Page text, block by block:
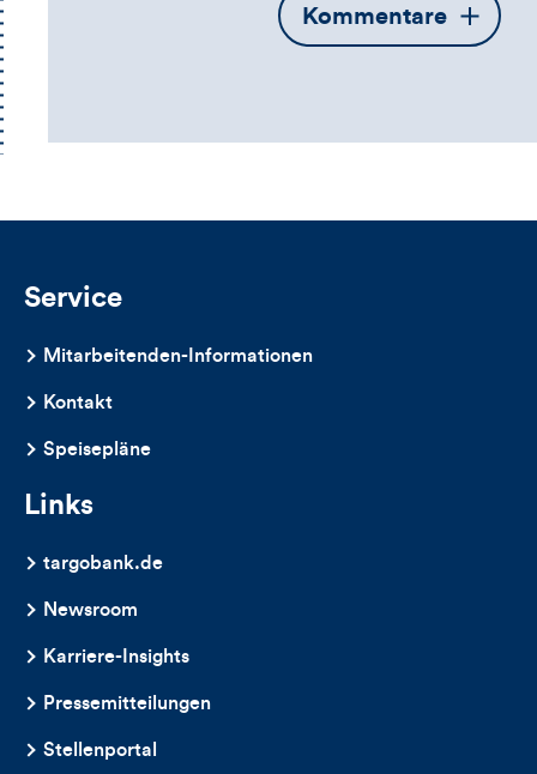
Öffnet
die
Kommentare
Service
Mitarbeitenden-Informationen
Kontakt
Speisepläne
Links
targobank.de
Newsroom
Karriere-Insights
Pressemitteilungen
Stellenportal